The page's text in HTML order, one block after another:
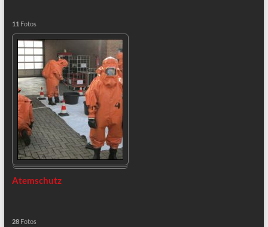
11 Fotos
Atemschutz
28Fotos